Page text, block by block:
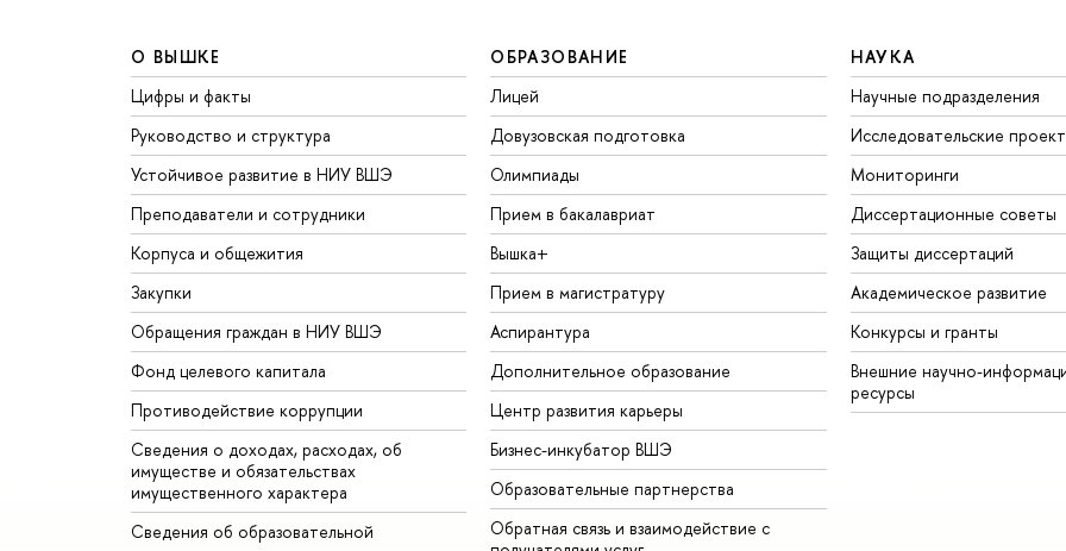
О ВЫШКЕ
Цифры и факты
Руководство и структура
Устойчивое развитие в НИУ ВШЭ
Преподаватели и сотрудники
Корпуса и общежития
Закупки
Обращения граждан в НИУ ВШЭ
Фонд целевого капитала
Противодействие коррупции
Сведения о доходах, расходах, об
имуществе и обязательствах
имущественного характера
Сведения об образовательной
ОБРАЗОВАНИЕ
Лицей
Довузовская подготовка
Олимпиады
Прием в бакалавриат
Вышка+
Прием в магистратуру
Аспирантура
Дополнительное образование
Центр развития карьеры
Бизнес-инкубатор ВШЭ
Образовательные партнерства
Обратная связь и взаимодействие с
НАУКА
Научные подразделения
Исследовательские
Мониторинги
Диссертационные советы
Защиты диссертаций
Академическое развитие
Конкурсы и гранты
Внешние научно-
ресурсы